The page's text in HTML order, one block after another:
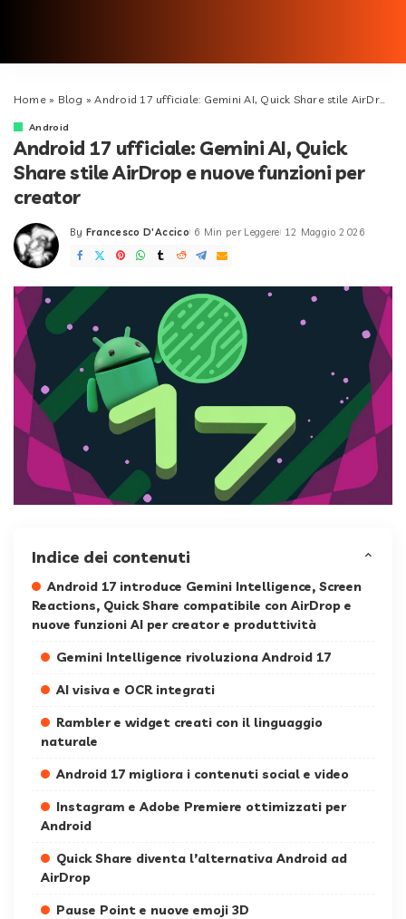
Home» Blog »Android 17 ufficiale: Gemini AI, Quick Share stile AirDrop e nuove funzioni per creator
Android
Android 17 ufficiale: Gemini AI, Quick
Share stile AirDrop e nuove funzioni per
creator
Posted
by
By Francesco D'Accico 6 Min per Leggere 12 Maggio 2026
Indice dei contenuti
Android 17 introduce Gemini Intelligence, Screen
Reactions, Quick Share compatibile con AirDrop e
nuove funzioni AI per creator e produttività
Gemini Intelligence rivoluziona Android 17
AI visiva e OCR integrati
Rambler e widget creati con il linguaggio
naturale
Android 17 migliora i contenuti social e video
Instagram e Adobe Premiere ottimizzati per
Android
Quick Share diventa l’alternativa Android ad
AirDrop
Pause Point e nuove emoji 3D